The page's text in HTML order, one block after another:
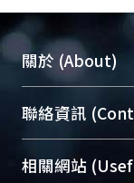
關於 (About)
臺大位居世界
展現本校豐碩
機構典藏（
聯絡資訊
總館學科館員
相關網站